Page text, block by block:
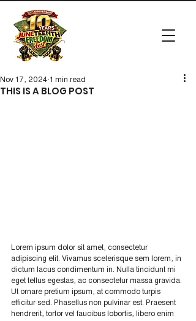
THIS IS A BLOG POST
Nov 17, 2024 1 min read
Lorem ipsum dolor sit amet, consectetur
adipiscing elit. Vivamus scelerisque sem lorem, in
dictum lacus condimentum in. Nulla tincidunt mi
eget tellus egestas, ac consectetur massa gravida.
Ut ornare pretium ipsum, at commodo turpis
efficitur sed. Phasellus non pulvinar est. Praesent
hendrerit, tortor vel faucibus lobortis, libero enim